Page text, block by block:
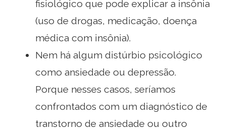
fisiológico que pode explicar a insônia
(uso de drogas, medicação, doença
médica com insônia).
Nem há algum distúrbio psicológico
como ansiedade ou depressão.
Porque nesses casos, seríamos
confrontados com um diagnóstico de
transtorno de ansiedade ou outro